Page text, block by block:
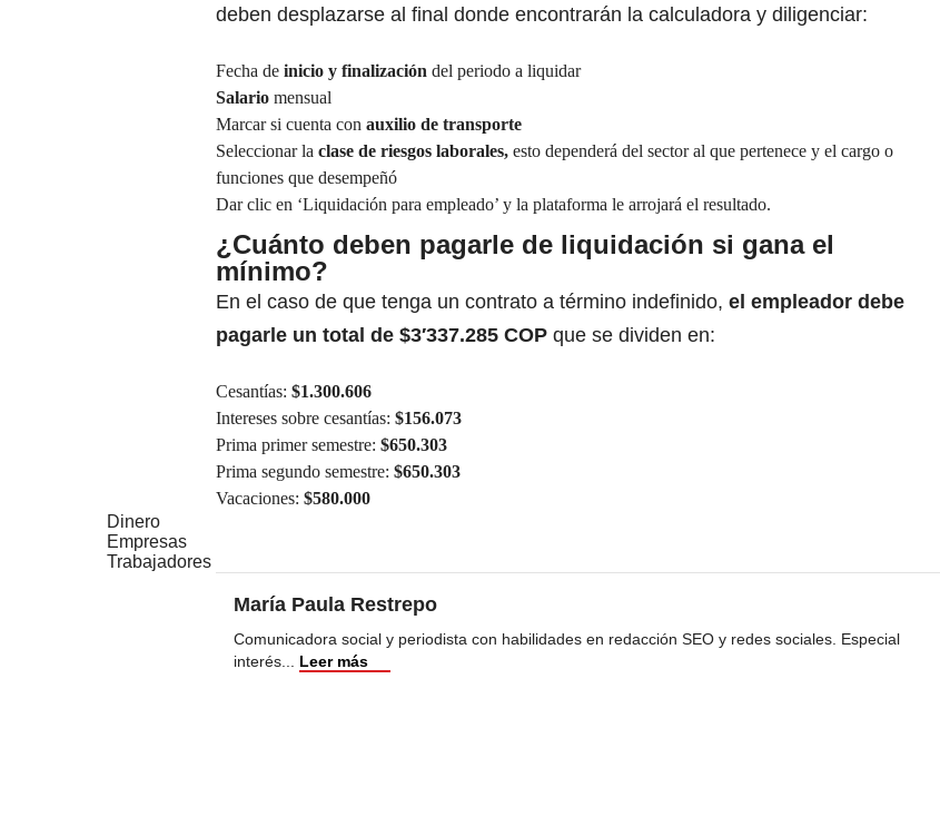
deben desplazarse al final donde encontrarán la calculadora y diligenciar:
Fecha de inicio y finalización del periodo a liquidar
Salario mensual
Marcar si cuenta con auxilio de transporte
Seleccionar la clase de riesgos laborales, esto dependerá del sector al que pertenece y el cargo o
funciones que desempeñó
Dar clic en ‘Liquidación para empleado’ y la plataforma le arrojará el resultado.
¿Cuánto deben pagarle de liquidación si gana el
mínimo?
En el caso de que tenga un contrato a término indefinido, el empleador debe
pagarle un total de $3′337.285 COP que se dividen en:
Cesantías: $1.300.606
Intereses sobre cesantías: $156.073
Prima primer semestre: $650.303
Prima segundo semestre: $650.303
Vacaciones: $580.000
Dinero
Empresas
Trabajadores
María Paula Restrepo
Comunicadora social y periodista con habilidades en redacción SEO y redes sociales. Especial
interés... Leer más